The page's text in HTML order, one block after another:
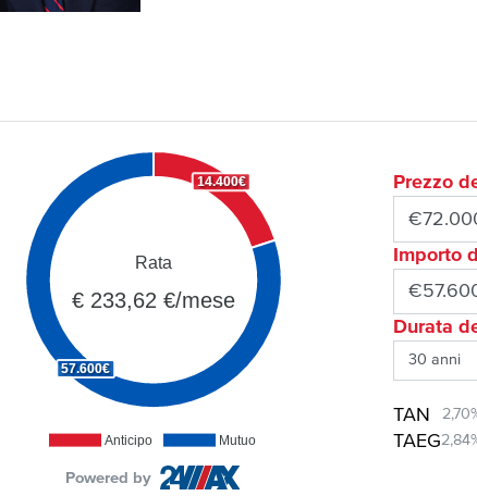
Anticipo Mutuo
14.400€
57.600€
Rata
€ 233,62 €/mese
Powered by
Prezzo
Importo
Durata
TAN
TAEG